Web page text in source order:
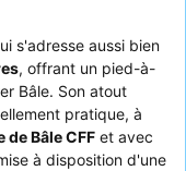
s'adresse aussi bien
, offrant un pied-à-
Bâle. Son atout
pratique, à
de Bâle CFF et avec
à disposition d'une